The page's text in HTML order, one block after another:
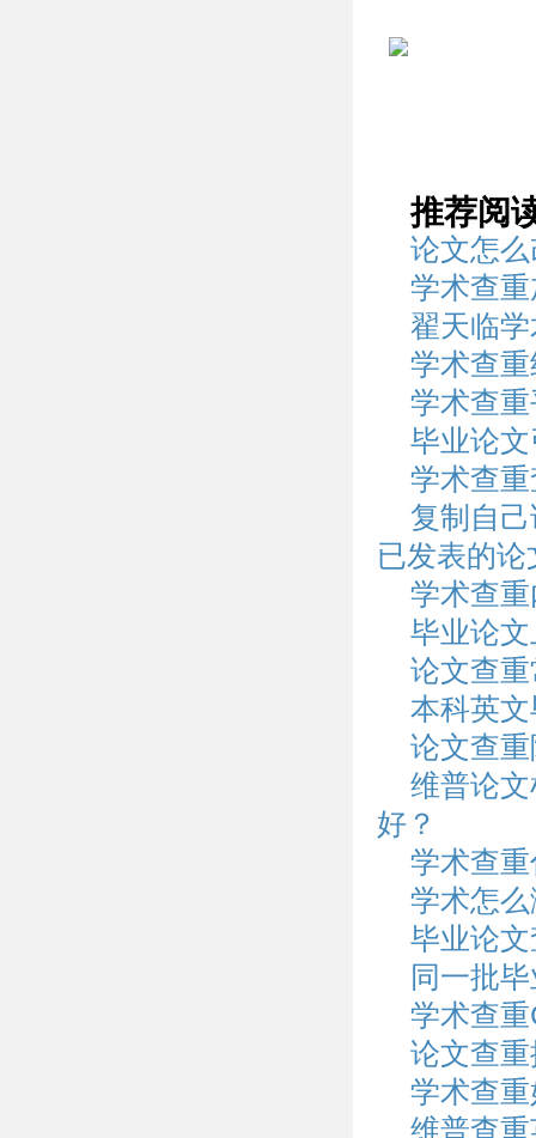
推荐阅
论文怎
学术查
翟天临
学术查
学术查
毕业论
学术查
复制自
已发表的
学术查
毕业论
论文查
本科英
论文查
维普论
好？
学术查
学术怎
毕业论
同一批
学术查
论文查
学术查
维普查